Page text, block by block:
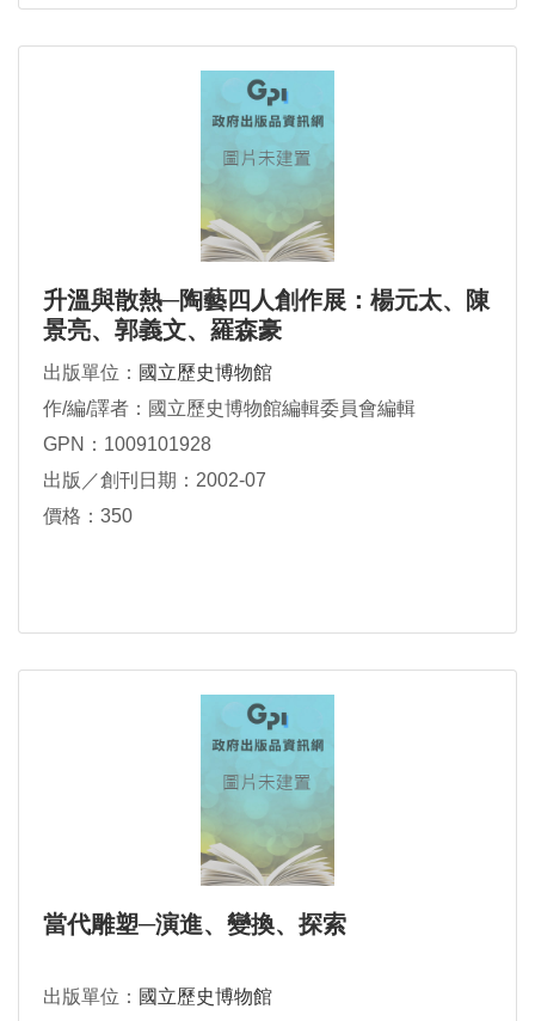
升溫與散熱─陶藝四人創作展：楊元太、陳
景亮、郭義文、羅森豪
出版單位： 國立歷史博物館
作/編/譯者：國立歷史博物館編輯委員會編輯
GPN：1009101928
出版／創刊日期：2002-07
價格：350
當代雕塑─演進、變換、探索
出版單位： 國立歷史博物館